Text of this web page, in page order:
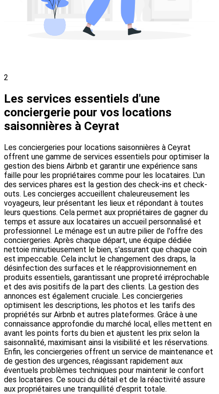
2
Les services essentiels d'une
conciergerie pour vos locations
saisonnières à Ceyrat
Les conciergeries pour locations saisonnières à Ceyrat
offrent une gamme de services essentiels pour optimiser la
gestion des biens Airbnb et garantir une expérience sans
faille pour les propriétaires comme pour les locataires. L'un
des services phares est la gestion des check-ins et check-
outs. Les concierges accueillent chaleureusement les
voyageurs, leur présentant les lieux et répondant à toutes
leurs questions. Cela permet aux propriétaires de gagner du
temps et assure aux locataires un accueil personnalisé et
professionnel. Le ménage est un autre pilier de l'offre des
conciergeries. Après chaque départ, une équipe dédiée
nettoie minutieusement le bien, s'assurant que chaque coin
est impeccable. Cela inclut le changement des draps, la
désinfection des surfaces et le réapprovisionnement en
produits essentiels, garantissant une propreté irréprochable
et des avis positifs de la part des clients. La gestion des
annonces est également cruciale. Les conciergeries
optimisent les descriptions, les photos et les tarifs des
propriétés sur Airbnb et autres plateformes. Grâce à une
connaissance approfondie du marché local, elles mettent en
avant les points forts du bien et ajustent les prix selon la
saisonnalité, maximisant ainsi la visibilité et les réservations.
Enfin, les conciergeries offrent un service de maintenance et
de gestion des urgences, réagissant rapidement aux
éventuels problèmes techniques pour maintenir le confort
des locataires. Ce souci du détail et de la réactivité assure
aux propriétaires une tranquillité d'esprit totale.